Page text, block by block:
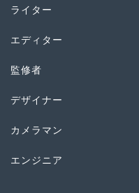
ライター
エディター
監修者
デザイナー
カメラマン
エンジニア